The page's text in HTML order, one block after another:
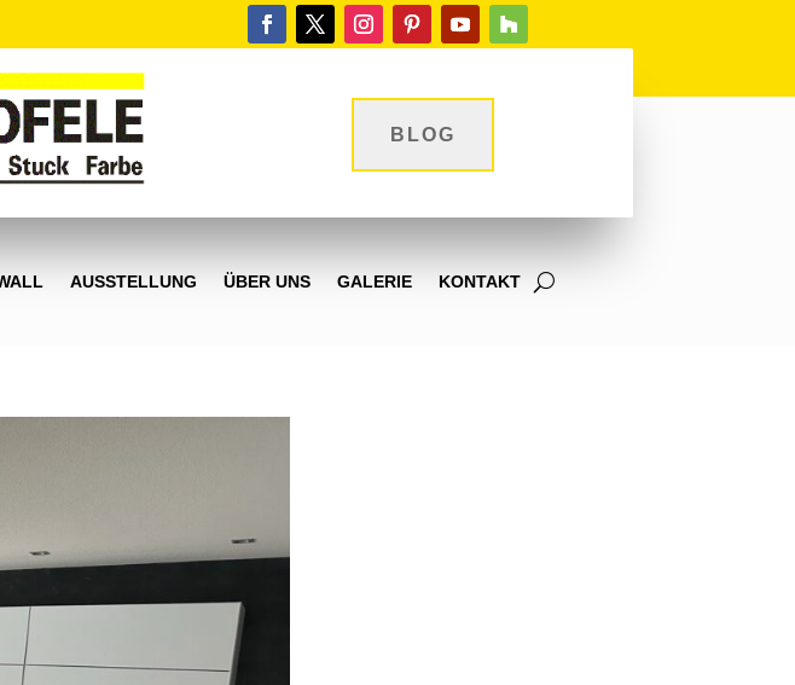
BLOG
AUSSTELLUNG ÜBER UNS GALERIE KONTAKT